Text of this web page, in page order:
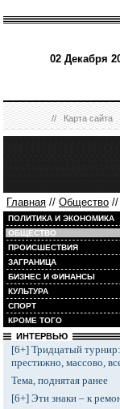
02 Декабря
//Карта сайта
Главная // Общество //
ПОЛИТИКА И ЭКОНОМИКА
ОБЩЕСТВО
ПРОИСШЕСТВИЯ
ЗАГРАНИЦА
БИЗНЕС И ФИНАНСЫ
КУЛЬТУРА
СПОРТ
КРОМЕ ТОГО
ИНТЕРВЬЮ
[6+] Тридцатый турнир:
престижно, массово,
Тема, поднятая ранее
[6+] Эти знаки – к